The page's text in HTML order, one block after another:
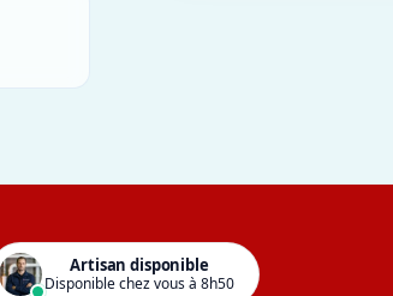
Artisan disponible
Disponible chez vous à 8h50